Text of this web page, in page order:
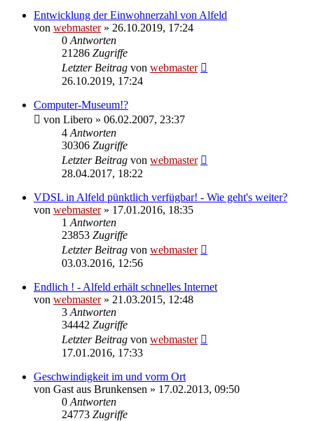
Entwicklung der Einwohnerzahl von Alfeld
von webmaster» 26.10.2019, 17:24
0 Antworten
21286 Zugriffe
Letzter Beitrag von webmaster
26.10.2019, 17:24
Computer-Museum!?
von Libero » 06.02.2007, 23:37
4 Antworten
30306 Zugriffe
Letzter Beitrag von webmaster
28.04.2017, 18:22
VDSL in Alfeld pünktlich verfügbar! - Wie geht's weiter?
von webmaster» 17.01.2016, 18:35
1 Antworten
23853 Zugriffe
Letzter Beitrag von webmaster
03.03.2016, 12:56
Endlich ! - Alfeld erhält schnelles Internet
von webmaster» 21.03.2015, 12:48
3 Antworten
34442 Zugriffe
Letzter Beitrag von webmaster
17.01.2016, 17:33
Geschwindigkeit im und vorm Ort
von Gast aus Brunkensen » 17.02.2013, 09:50
0 Antworten
24773 Zugriffe